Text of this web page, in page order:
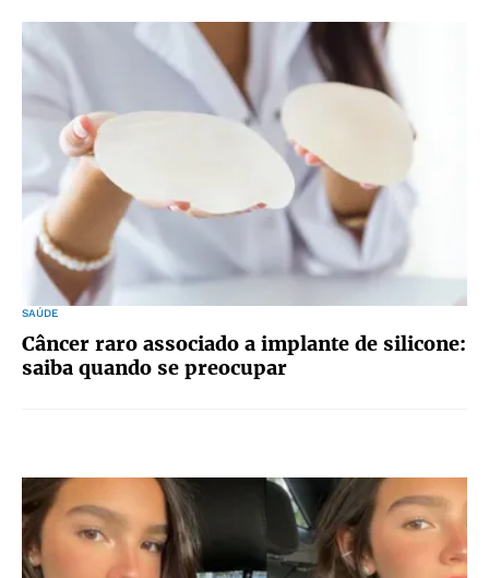
SAÚDE
Câncer raro associado a implante de silicone:
saiba quando se preocupar